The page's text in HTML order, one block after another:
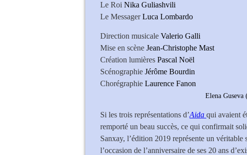
Le Roi Nika Guliashvili
Le MessagerLuca Lombardo
Direction musicale Valerio Galli
Mise en scène Jean-Christophe Mast
Création lumières Pascal Noël
Scénographie Jérôme Bourdin
Chorégraphie Laurence Fanon
Elena Guseva
Si les trois représentations d’Aida qui avaient
remporté un beau succès, ce qui confirmait
Sanxay, l’édition 2019 représente un
l’occasion de l’anniversaire de ses 20 ans